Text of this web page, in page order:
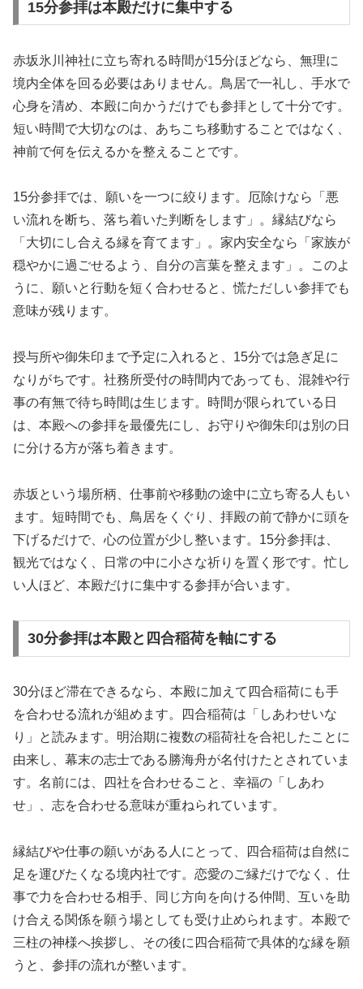
15分参拝は本殿だけに集中する
赤坂氷川神社に立ち寄れる時間が15分ほどなら、無理に
境内全体を回る必要はありません。鳥居で一礼し、手水で
心身を清め、本殿に向かうだけでも参拝として十分です。
短い時間で大切なのは、あちこち移動することではなく、
神前で何を伝えるかを整えることです。
15分参拝では、願いを一つに絞ります。厄除けなら「悪
い流れを断ち、落ち着いた判断をします」。縁結びなら
「大切にし合える縁を育てます」。家内安全なら「家族が
穏やかに過ごせるよう、自分の言葉を整えます」。このよ
うに、願いと行動を短く合わせると、慌ただしい参拝でも
意味が残ります。
授与所や御朱印まで予定に入れると、15分では急ぎ足に
なりがちです。社務所受付の時間内であっても、混雑や行
事の有無で待ち時間は生じます。時間が限られている日
は、本殿への参拝を最優先にし、お守りや御朱印は別の日
に分ける方が落ち着きます。
赤坂という場所柄、仕事前や移動の途中に立ち寄る人もい
ます。短時間でも、鳥居をくぐり、拝殿の前で静かに頭を
下げるだけで、心の位置が少し整います。15分参拝は、
観光ではなく、日常の中に小さな祈りを置く形です。忙し
い人ほど、本殿だけに集中する参拝が合います。
30分参拝は本殿と四合稲荷を軸にする
30分ほど滞在できるなら、本殿に加えて四合稲荷にも手
を合わせる流れが組めます。四合稲荷は「しあわせいな
り」と読みます。明治期に複数の稲荷社を合祀したことに
由来し、幕末の志士である勝海舟が名付けたとされていま
す。名前には、四社を合わせること、幸福の「しあわ
せ」、志を合わせる意味が重ねられています。
縁結びや仕事の願いがある人にとって、四合稲荷は自然に
足を運びたくなる境内社です。恋愛のご縁だけでなく、仕
事で力を合わせる相手、同じ方向を向ける仲間、互いを助
け合える関係を願う場としても受け止められます。本殿で
三柱の神様へ挨拶し、その後に四合稲荷で具体的な縁を願
うと、参拝の流れが整います。